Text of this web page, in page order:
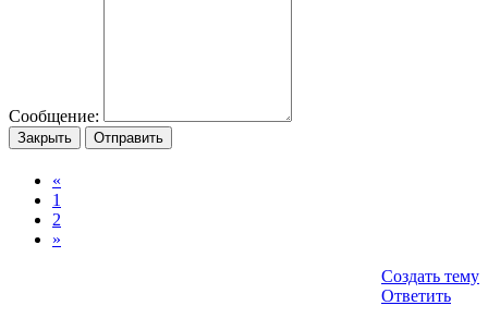
Сообщение:
Закрыть Отправить
«
1
2
»
Создать тему
Ответить